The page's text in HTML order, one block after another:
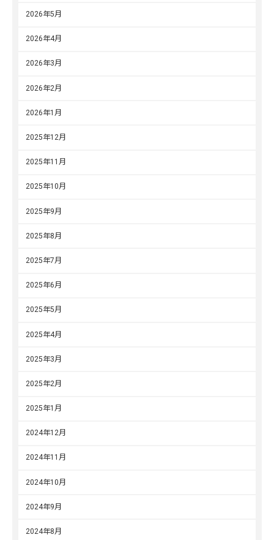
2026年5月
2026年4月
2026年3月
2026年2月
2026年1月
2025年12月
2025年11月
2025年10月
2025年9月
2025年8月
2025年7月
2025年6月
2025年5月
2025年4月
2025年3月
2025年2月
2025年1月
2024年12月
2024年11月
2024年10月
2024年9月
2024年8月